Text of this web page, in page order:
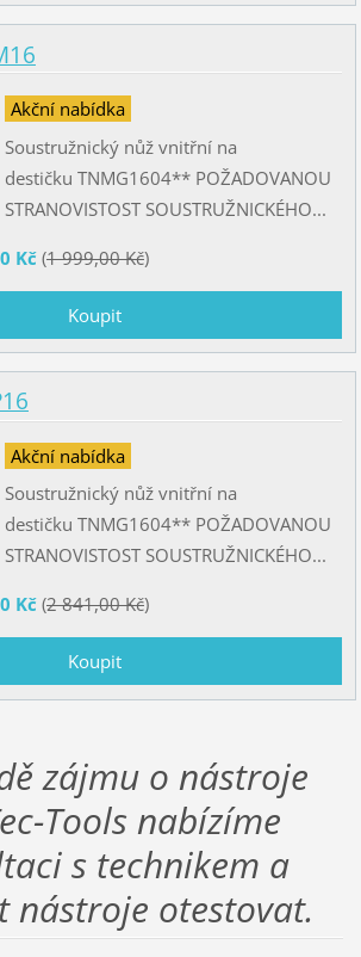
Akční nabídka
Soustružnický nůž vnitřní na
destičku TNMG1604** POŽADOVANOU
STRANOVISTOST SOUSTRUŽNICKÉHO...
Kč(1 999,00 Kč)
Akční nabídka
Soustružnický nůž vnitřní na
destičku TNMG1604** POŽADOVANOU
STRANOVISTOST SOUSTRUŽNICKÉHO...
Kč(2 841,00 Kč)
zájmu o nástroje
Tools nabízíme
s technikem a
nástroje otestovat.